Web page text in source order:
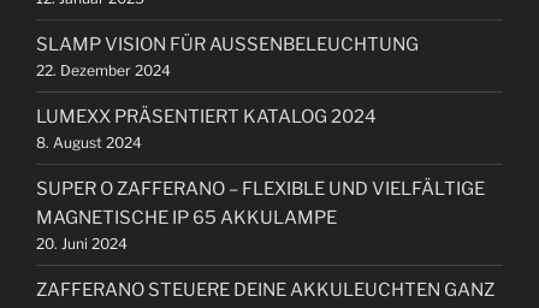
a
c
h
:
SLAMP VISION FÜR AUSSENBELEUCHTUNG
22. Dezember 2024
LUMEXX PRÄSENTIERT KATALOG 2024
8. August 2024
SUPER O ZAFFERANO – FLEXIBLE UND VIELFÄLTIGE
MAGNETISCHE IP 65 AKKULAMPE
20. Juni 2024
ZAFFERANO STEUERE DEINE AKKULEUCHTEN GANZ